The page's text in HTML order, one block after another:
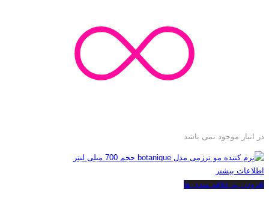
در انبار موجود نمی باشد
اطلاعات بیشتر
افزودن به علاقه مندی ها